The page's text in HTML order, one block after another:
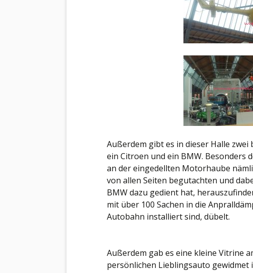
Außerdem gibt es in dieser Halle
ein Citroen und ein BMW. Besonders
an der eingedellten Motorhaube
von allen Seiten begutachten und
BMW dazu gedient hat,
mit über 100 Sachen in die
Autobahn installiert sind, dübelt.
Außerdem gab es eine kleine Vitrine
persönlichen Lieblingsauto gewidmet